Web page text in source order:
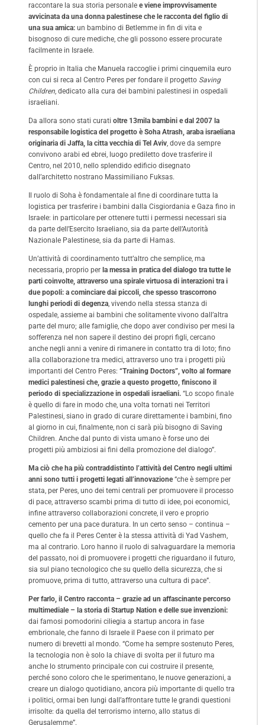
raccontare la sua storia personale e viene improvvisamente
avvicinata da una donna palestinese che le racconta del figlio di
una sua amica: un bambino di Betlemme in fin di vita e
bisognoso di cure mediche, che gli possono essere procurate
facilmente in Israele.
È proprio in Italia che Manuela raccoglie i primi cinquemila euro
con cui si reca al Centro Peres per fondare il progetto Saving
Children , dedicato alla cura dei bambini palestinesi in ospedali
israeliani.
Da allora sono stati curati oltre 13mila bambini e dal 2007 la
responsabile logistica del progetto è Soha Atrash, araba israeliana
originaria di Jaffa, la citta vecchia di Tel Aviv , dove da sempre
convivono arabi ed ebrei, luogo prediletto dove trasferire il
Centro, nel 2010, nello splendido edificio disegnato
dall’architetto nostrano Massimiliano Fuksas.
Il ruolo di Soha è fondamentale al fine di coordinare tutta la
logistica per trasferire i bambini dalla Cisgiordania e Gaza fino in
Israele: in particolare per ottenere tutti i permessi necessari sia
da parte dell’Esercito Israeliano, sia da parte dell’Autorità
Nazionale Palestinese, sia da parte di Hamas.
Un’attività di coordinamento tutt’altro che semplice, ma
necessaria, proprio per la messa in pratica del dialogo tra tutte le
parti coinvolte, attraverso una spirale virtuosa di interazioni tra i
due popoli: a cominciare dai piccoli, che spesso trascorrono
lunghi periodi di degenza , vivendo nella stessa stanza di
ospedale, assieme ai bambini che solitamente vivono dall’altra
parte del muro; alle famiglie, che dopo aver condiviso per mesi la
sofferenza nel non sapere il destino dei propri figli, cercano
anche negli anni a venire di rimanere in contatto tra di loto; fino
alla collaborazione tra medici, attraverso uno tra i progetti più
importanti del Centro Peres: “Training Doctors”, volto al formare
medici palestinesi che, grazie a questo progetto, finiscono il
periodo di specializzazione in ospedali israeliani. “Lo scopo finale
è quello di fare in modo che, una volta tornati nei Territori
Palestinesi, siano in grado di curare direttamente i bambini, fino
al giorno in cui, finalmente, non ci sarà più bisogno di Saving
Children. Anche dal punto di vista umano è forse uno dei
progetti più ambiziosi ai fini della promozione del dialogo”.
Ma ciò che ha più contraddistinto l’attività del Centro negli ultimi
anni sono tutti i progetti legati all’innovazione“che è sempre per
stata, per Peres, uno dei temi centrali per promuovere il processo
di pace, attraverso scambi prima di tutto di idee, poi economici,
infine attraverso collaborazioni concrete, il vero e proprio
cemento per una pace duratura. In un certo senso – continua –
quello che fa il Peres Center è la stessa attività di Yad Vashem,
ma al contrario. Loro hanno il ruolo di salvaguardare la memoria
del passato, noi di promuovere i progetti che riguardano il futuro,
sia sul piano tecnologico che su quello della sicurezza, che si
promuove, prima di tutto, attraverso una cultura di pace”.
Per farlo, il Centro racconta – grazie ad un affascinante percorso
multimediale – la storia di Startup Nation e delle sue invenzioni:
dai famosi pomodorini ciliegia a startup ancora in fase
embrionale, che fanno di Israele il Paese con il primato per
numero di brevetti al mondo. “Come ha sempre sostenuto Peres,
la tecnologia non è solo la chiave di svolta per il futuro ma
anche lo strumento principale con cui costruire il presente,
perché sono coloro che le sperimentano, le nuove generazioni, a
creare un dialogo quotidiano, ancora più importante di quello tra
i politici, ormai ben lungi dall’affrontare tutte le grandi questioni
irrisolte: da quella del terrorismo interno, allo status di
Gerusalemme”.